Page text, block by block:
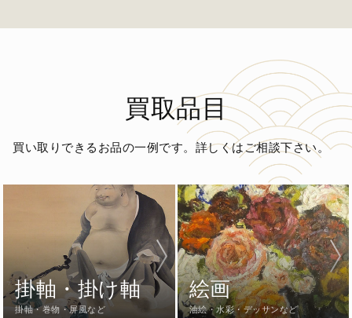
買取品目
買い取りできるお品の一例です。詳しくはご相談下さい。
掛軸・掛け軸
掛軸・巻物・屏風など
絵画
油絵・水彩・デッサンなど